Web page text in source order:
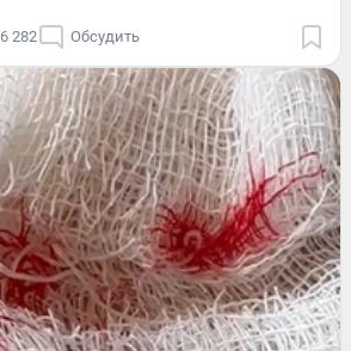
6 282 Обсудить